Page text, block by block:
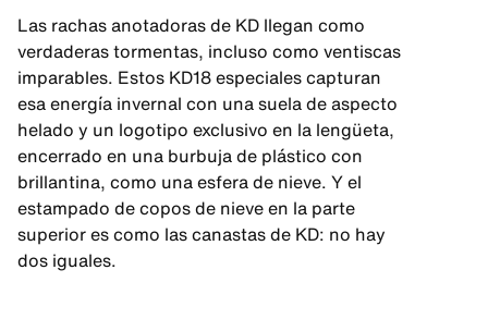
Las rachas anotadoras de KD llegan como
verdaderas tormentas, incluso como ventiscas
imparables. Estos KD18 especiales capturan
esa energía invernal con una suela de aspecto
helado y un logotipo exclusivo en la lengüeta,
encerrado en una burbuja de plástico con
brillantina, como una esfera de nieve. Y el
estampado de copos de nieve en la parte
superior es como las canastas de KD: no hay
dos iguales.